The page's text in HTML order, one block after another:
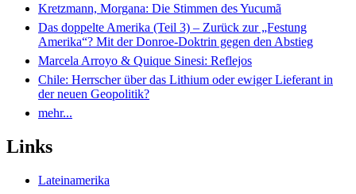
Kretzmann, Morgana: Die Stimmen des Yucumã
Das doppelte Amerika (Teil 3) – Zurück zur „Festung
Amerika“? Mit der Donroe-Doktrin gegen den Abstieg
Marcela Arroyo & Quique Sinesi: Reflejos
Chile: Herrscher über das Lithium oder ewiger Lieferant in
der neuen Geopolitik?
mehr...
Links
Lateinamerika